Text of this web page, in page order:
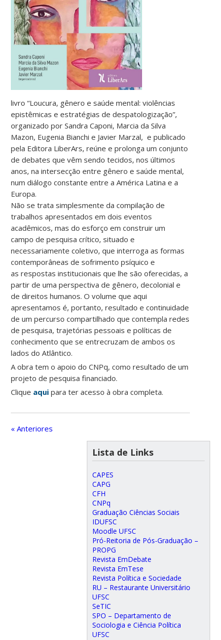
livro “Loucura, gênero e saúde mental: violências
epistêmicas e estratégias de despatologização”,
organizado por Sandra Caponi, Marcia da Silva
Mazon, Eugenia Bianchi e Javier Marzal, e publicado
pela Editora LiberArs, reúne e prolonga um conjunto
de debates que vêm sendo tecidos, nos últimos
anos, na intersecção entre gênero e saúde mental,
num diálogo constante entre a América Latina e a
Europa.
Não se trata simplesmente da compilação de
trabalhos apresentados em dois eventos
acadêmicos, mas do esforço em construir um
campo de pesquisa crítico, situado e
necessariamente coletivo, que interroga as formas
contemporâneas de sofrimento psíquico e
as respostas institucionais que lhe são oferecidas, a
partir de uma perspectiva de gênero, decolonial e
de direitos humanos. O volume que aqui
apresentamos é, portanto, resultado e continuidade
de um percurso compartilhado que contempla redes
de pesquisa, trajetórias pessoais e políticas de
conhecimento que se entrecruzam de ambos os
lados do Atlântico.
A obra tem o apoio do CNPq, como resultado de um
projeto de pesquisa financiado.
Clique aqui para ter acesso à obra completa.
« Anteriores
Lista de Links
CAPES
CAPG
CFH
CNPq
Graduação Ciências Sociais
IDUFSC
Moodle UFSC
Pró-Reitoria de Pós-Graduação –
PROPG
Revista EmDebate
Revista EmTese
Revista Política e Sociedade
RU – Restaurante Universitário
UFSC
SeTIC
SPO – Departamento de
Sociologia e Ciência Política
UFSC